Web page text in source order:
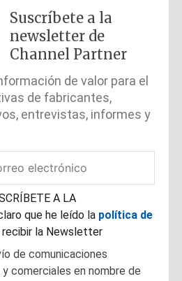
Suscríbete a la
newsletter de
Channel Partner
de valor para el
de fabricantes,
entrevistas, informes y
A LA
que he leído la política de
recibir la Newsletter
de comunicaciones
comerciales en nombre de